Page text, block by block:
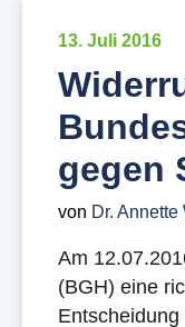
13. Juli 2016
gegen
von Dr. Annette
Am
(BGH) eine